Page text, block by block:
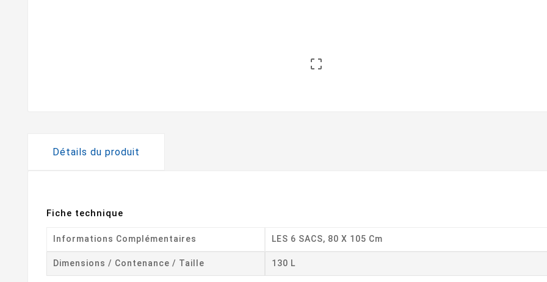

Détails du produit
Fiche technique
Informations Complémentaires LES 6 SACS, 80 X 105 Cm
Dimensions / Contenance / Taille 130 L